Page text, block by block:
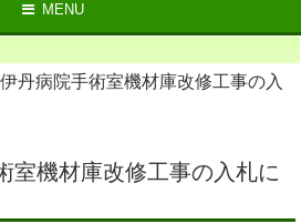
MENU
丹病院手術室機材庫改修工事の入
室機材庫改修工事の入札に